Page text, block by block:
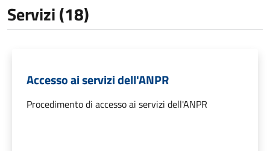
Servizi (18)
Accesso ai servizi dell'ANPR
Procedimento di accesso ai servizi dell'ANPR